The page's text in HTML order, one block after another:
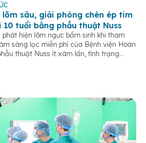
lõm sâu, giải phóng chèn ép tim
tuổi bằng phẫu thuật Nuss
hiện lõm ngực bẩm sinh khi tham
sàng lọc miễn phí của Bệnh viện Hoàn
thuật Nuss ít xâm lấn, tình trạng
[…]